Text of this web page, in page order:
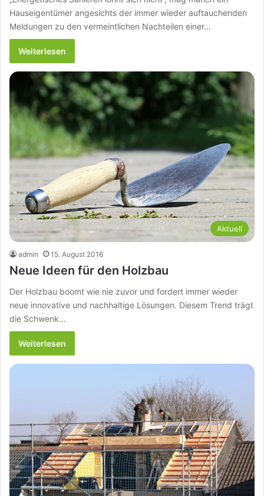
Hauseigentümer angesichts der immer wieder auftauchenden
Meldungen zu den vermeintlichen Nachteilen einer…
Weiterlesen
Aktuell
admin 15. August 2016
Neue Ideen für den Holzbau
Der Holzbau boomt wie nie zuvor und fordert immer wieder
neue innovative und nachhaltige Lösungen. Diesem Trend trägt
die Schwenk…
Weiterlesen